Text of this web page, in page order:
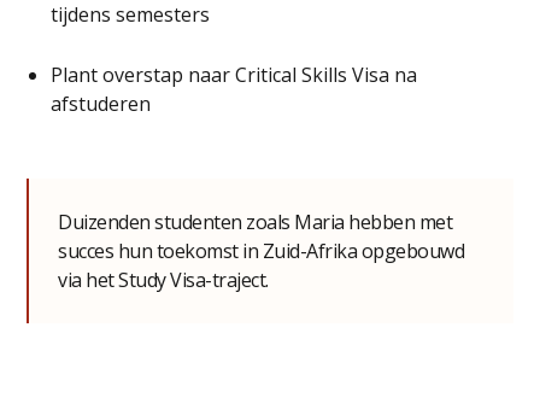
tijdens semesters
Plant overstap naar Critical Skills Visa na
afstuderen
Duizenden studenten zoals Maria hebben met
succes hun toekomst in Zuid-Afrika opgebouwd
via het Study Visa-traject.